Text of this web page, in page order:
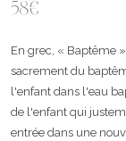
58€
En grec, « Baptême
sacrement du
l'enfant dans l'eau
de l'enfant qui
entrée dans une